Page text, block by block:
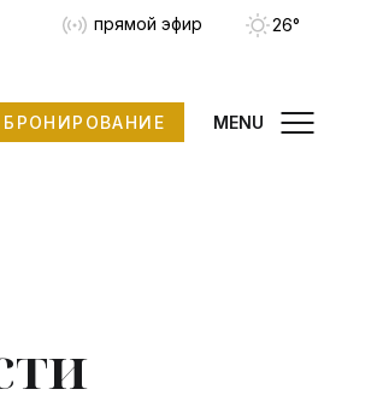
прямой эфир 26°
БРОНИРОВАНИЕ MENU